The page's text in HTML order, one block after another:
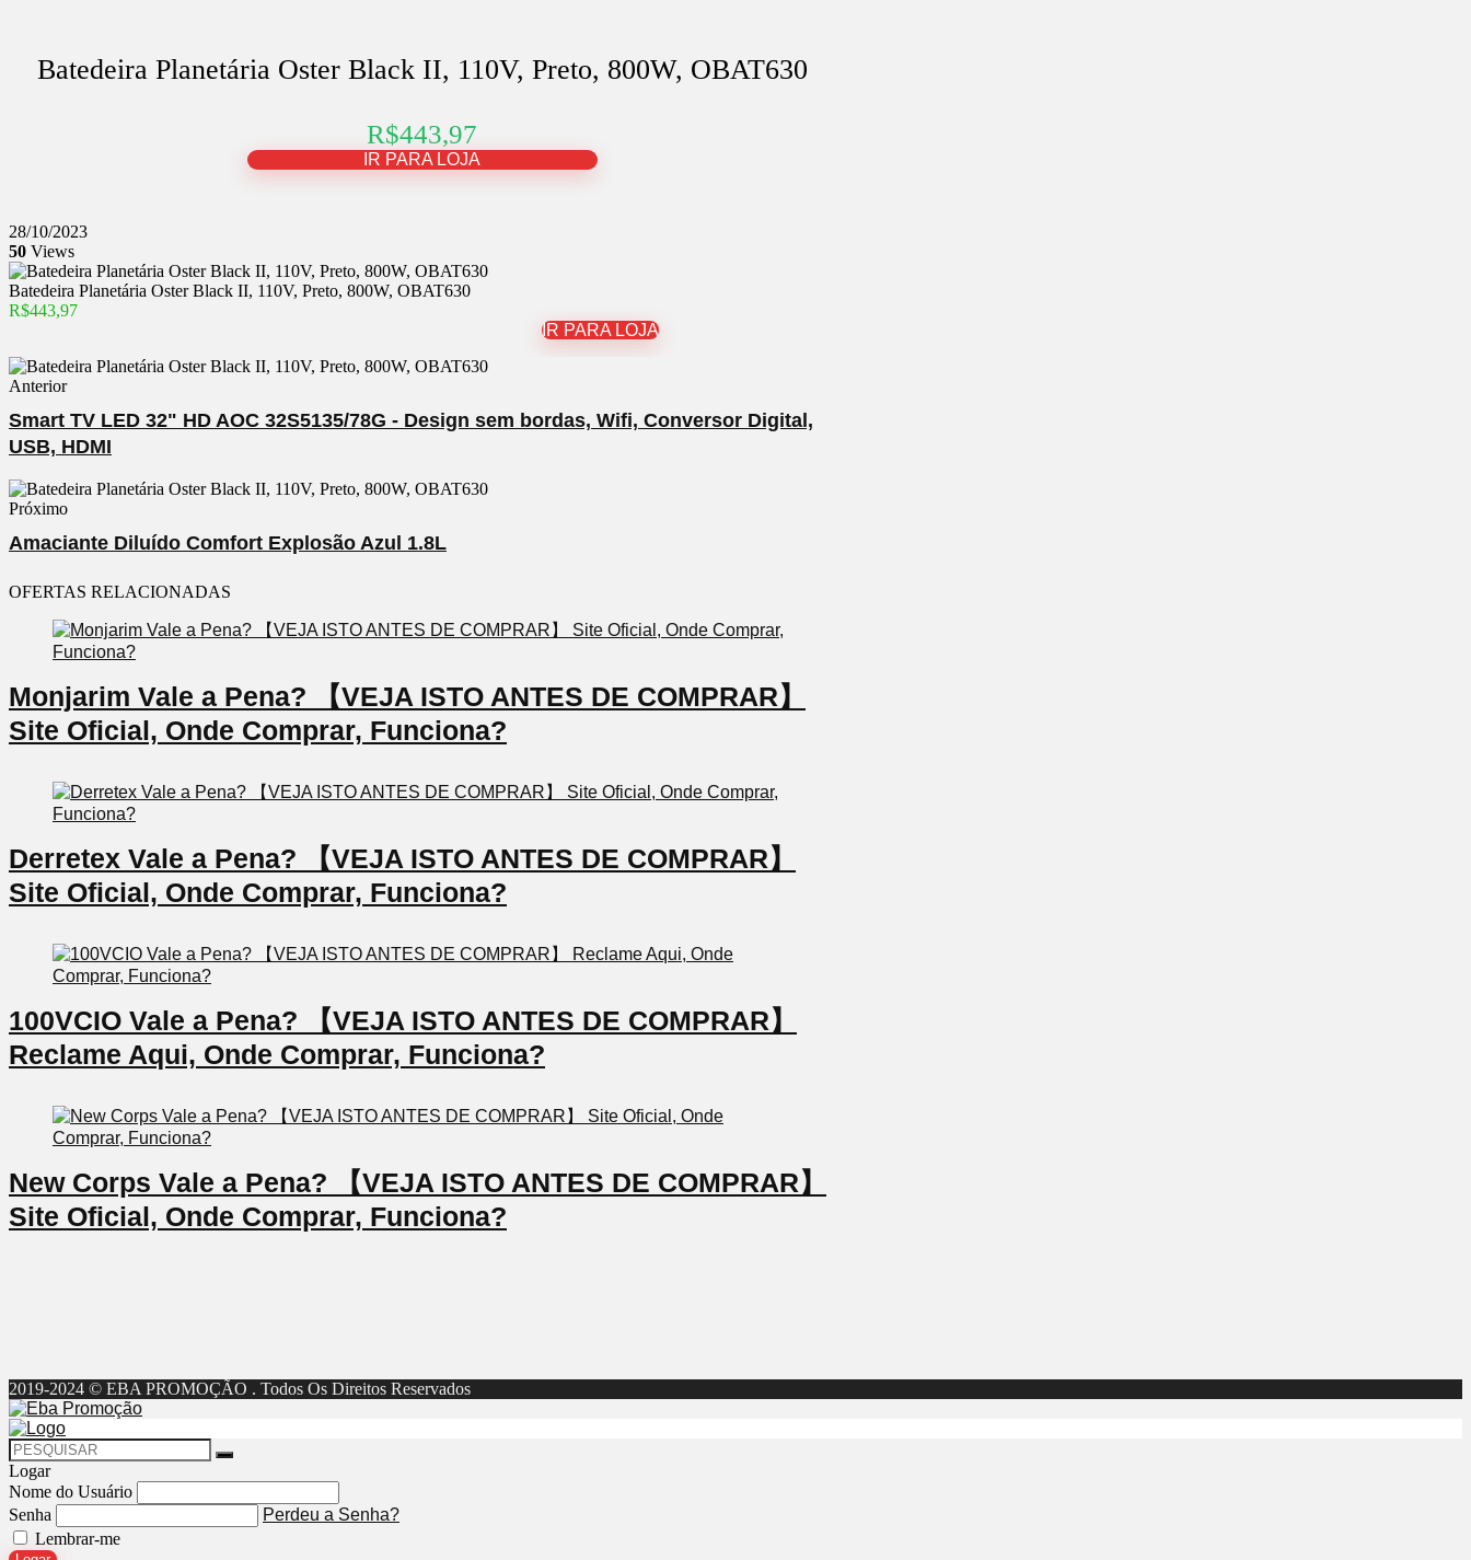
Batedeira Planetária Oster Black II, 110V, Preto, 800W, OBAT630
R$443,97
IR PARA LOJA
28/10/2023
50 Views
Batedeira Planetária Oster Black II, 110V, Preto, 800W, OBAT630
R$443,97
IR PARA LOJA
Anterior
Smart TV LED 32" HD AOC 32S5135/78G - Design sem bordas, Wifi, Conversor Digital,
USB, HDMI
Próximo
Amaciante Diluído Comfort Explosão Azul 1.8L
OFERTAS RELACIONADAS
Monjarim Vale a Pena? 【VEJA ISTO ANTES DE COMPRAR】
Site Oficial, Onde Comprar, Funciona?
Derretex Vale a Pena? 【VEJA ISTO ANTES DE COMPRAR】
Site Oficial, Onde Comprar, Funciona?
100VCIO Vale a Pena? 【VEJA ISTO ANTES DE COMPRAR】
Reclame Aqui, Onde Comprar, Funciona?
New Corps Vale a Pena? 【VEJA ISTO ANTES DE COMPRAR】
Site Oficial, Onde Comprar, Funciona?
2019-2024 © EBA PROMOÇÃO . Todos Os Direitos Reservados
Logar
Nome do Usuário
Senha
Perdeu a Senha?
Lembrar-me